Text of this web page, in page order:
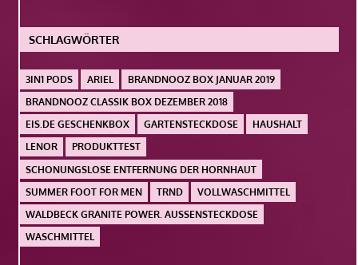
SCHLAGWÖRTER
3IN1 PODS ARIEL
BRANDNOOZ BOX JANUAR 2019
BRANDNOOZ CLASSIK BOX DEZEMBER 2018
EIS.DE GESCHENKBOX
GARTENSTECKDOSE
HAUSHALT
LENOR
PRODUKTTEST
SCHONUNGSLOSE ENTFERNUNG DER HORNHAUT
SUMMER FOOT FOR MEN
TRND
VOLLWASCHMITTEL
WALDBECK GRANITE POWER. AUSSENSTECKDOSE
WASCHMITTEL